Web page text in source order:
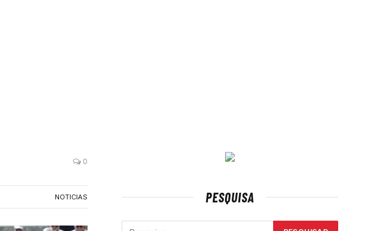
0
NOTICIAS PESQUISA